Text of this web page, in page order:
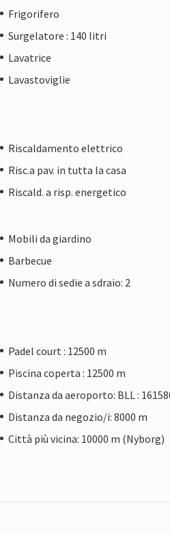
Frigorifero
Surgelatore : 140 litri
Lavatrice
Lavastoviglie
Riscaldamento elettrico
Risc.a pav. in tutta la casa
Riscald. a risp. energetico
Mobili da giardino
Barbecue
Numero di sedie a sdraio: 2
Padel court : 12500 m
Piscina coperta : 12500 m
Distanza da aeroporto: BLL :
Distanza da negozio/i: 8000 m
Città più vicina: 10000 m (Nyborg)